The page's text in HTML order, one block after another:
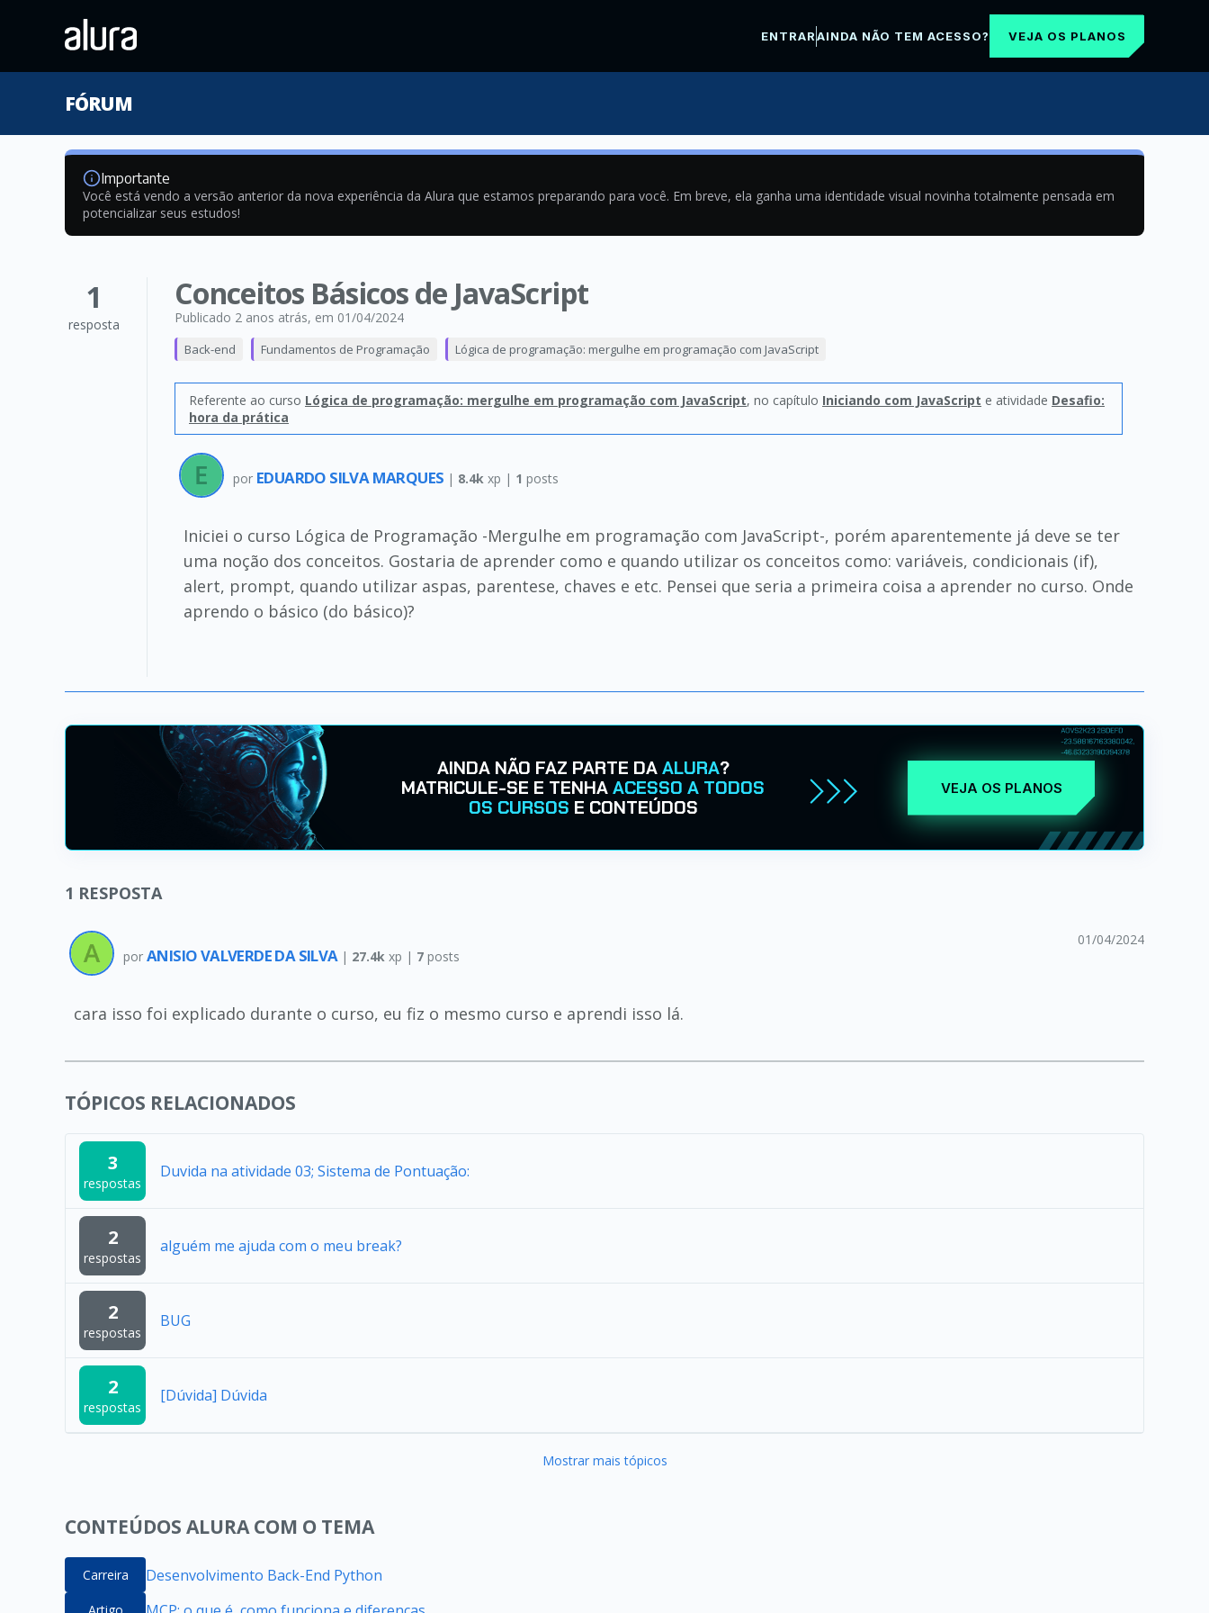
ENTRARAINDA NÃO TEM ACESSO? VEJA OS PLANOS
FÓRUM
Importante
Você está vendo a versão anterior da nova experiência da Alura que estamos preparando para você. Em breve, ela ganha uma identidade visual novinha totalmente pensada em
potencializar seus estudos!
1
resposta
Conceitos Básicos de JavaScript
Publicado 2 anos atrás, em 01/04/2024
Back-end Fundamentos de Programação Lógica de programação: mergulhe em programação com JavaScript
Referente ao curso Lógica de programação: mergulhe em programação com JavaScript, no capítulo Iniciando com JavaScript e atividade Desafio:
hora da prática
por EDUARDO SILVA MARQUES | 8.4k xp | 1 posts
Iniciei o curso Lógica de Programação -Mergulhe em programação com JavaScript-, porém aparentemente já deve se ter
uma noção dos conceitos. Gostaria de aprender como e quando utilizar os conceitos como: variáveis, condicionais (if),
alert, prompt, quando utilizar aspas, parentese, chaves e etc. Pensei que seria a primeira coisa a aprender no curso. Onde
aprendo o básico (do básico)?
AINDA NÃO FAZ PARTE DAALURA?
MATRICULE-SE E TENHAACESSO A TODOS
OS CURSOS E CONTEÚDOS
VEJA OS PLANOS
1 RESPOSTA
por ANISIO VALVERDE DA SILVA | 27.4k xp | 7 posts
01/04/2024
cara isso foi explicado durante o curso, eu fiz o mesmo curso e aprendi isso lá.
TÓPICOS RELACIONADOS
3
respostas
Duvida na atividade 03; Sistema de Pontuação:
2
respostas
alguém me ajuda com o meu break?
2
respostas
BUG
2
respostas
[Dúvida] Dúvida
Mostrar mais tópicos
CONTEÚDOS ALURA COM O TEMA
Carreira Desenvolvimento Back-End Python